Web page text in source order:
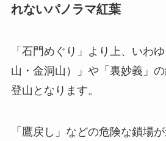
れないパノラマ紅葉
「石門めぐり」より上、いわ
山・金洞山）」や「裏妙義」
登山となります。
「鷹戻し」などの危険な鎖場